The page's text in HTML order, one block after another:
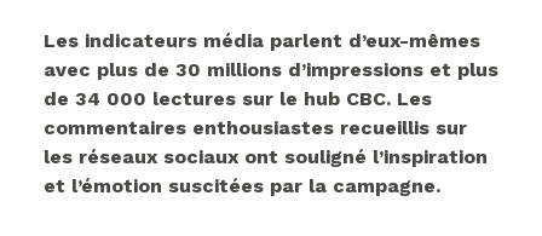
Les indicateurs média parlent d’eux-mêmes
avec plus de 30 millions d’impressions et plus
de 34 000 lectures sur le hub CBC. Les
commentaires enthousiastes recueillis sur
les réseaux sociaux ont souligné l’inspiration
et l’émotion suscitées par la campagne.